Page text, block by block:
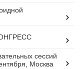
сессий
Москва